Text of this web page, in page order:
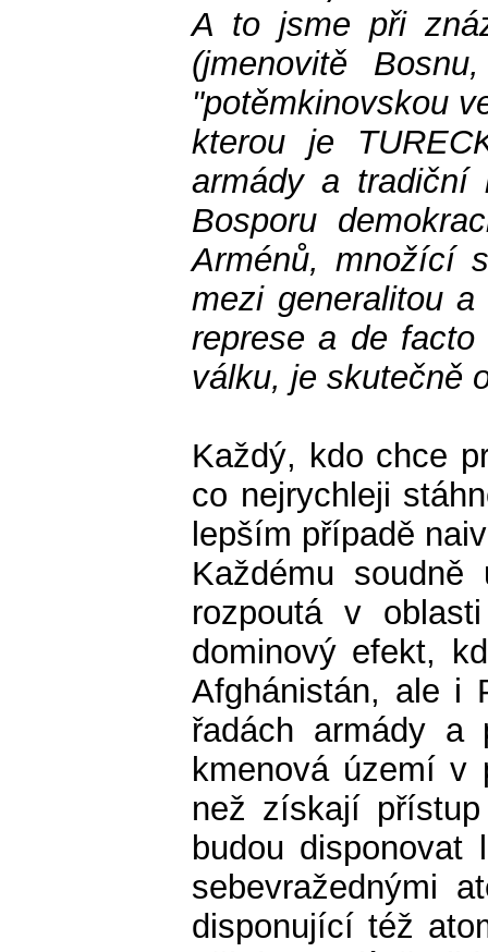
A to jsme při
(jmenovitě
"potěmkinovskou
kterou je
armády a tradiční
Bosporu
Arménů, množící
mezi generalitou
represe a de
válku, je skutečně
Každý, kdo chce
co nejrychleji
lepším případě
Každému
rozpoutá v
dominový efekt,
Afghánistán, ale i
řadách armády
kmenová území v
než získají
budou
sebevražednými
disponující též